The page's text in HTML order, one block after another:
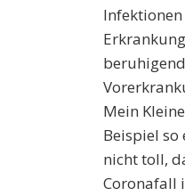
Mein
Beispiel so
nicht toll,
Coronafall